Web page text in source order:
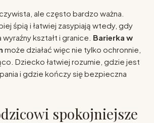
ale często bardzo ważna.
śpią i łatwiej zasypiają wtedy, gdy
kształt i granice. Barierka w
może działać więc nie tylko ochronnie,
Dziecko łatwiej rozumie, gdzie jest
i gdzie kończy się bezpieczna
spokojniejsze